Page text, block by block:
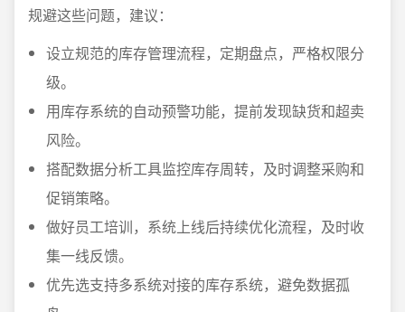
规避这些问题，建议：
设立规范的库存管理流程，定期盘点，严格权限分
级。
用库存系统的自动预警功能，提前发现缺货和超卖
风险。
搭配数据分析工具监控库存周转，及时调整采购和
促销策略。
做好员工培训，系统上线后持续优化流程，及时收
集一线反馈。
优先选支持多系统对接的库存系统，避免数据孤